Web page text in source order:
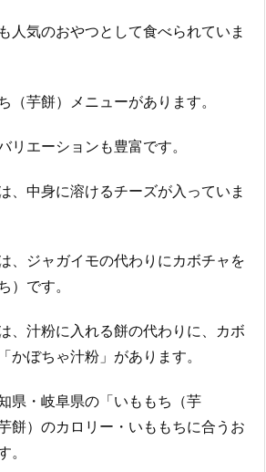
人気のおやつとして食べられていま
（芋餅）メニューがあります。
リエーションも豊富です。
、中身に溶けるチーズが入っていま
、ジャガイモの代わりにカボチャを
）です。
、汁粉に入れる餅の代わりに、カボ
かぼちゃ汁粉」があります。
県・岐阜県の「いももち（芋
餅）のカロリー・いももちに合うお
。